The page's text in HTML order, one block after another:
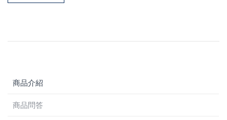
商品介紹
商品問答